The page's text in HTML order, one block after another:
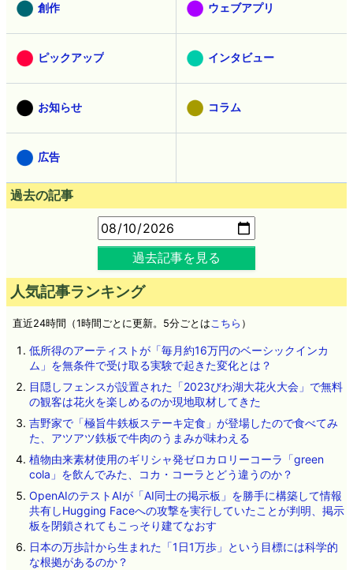
創作 ウェブアプリ
ピックアップ インタビュー
お知らせ コラム
広告
過去の記事
過去記事を見る
人気記事ランキング
直近24時間（1時間ごとに更新。5分ごとはこちら ）
低所得のアーティストが「毎月約16万円のベーシックインカ
ム」を無条件で受け取る実験で起きた変化とは？
目隠しフェンスが設置された「2023びわ湖大花火大会」で無料
の観客は花火を楽しめるのか現地取材してきた
吉野家で「極旨牛鉄板ステーキ定食」が登場したので食べてみ
た、アツアツ鉄板で牛肉のうまみが味わえる
植物由来素材使用のギリシャ発ゼロカロリーコーラ「green
cola」を飲んでみた、コカ・コーラとどう違うのか？
OpenAIのテストAIが「AI同士の掲示板」を勝手に構築して情報
共有しHugging Faceへの攻撃を実行していたことが判明、掲示
板を閉鎖されてもこっそり建てなおす
日本の万歩計から生まれた「1日1万歩」という目標には科学的
な根拠があるのか？